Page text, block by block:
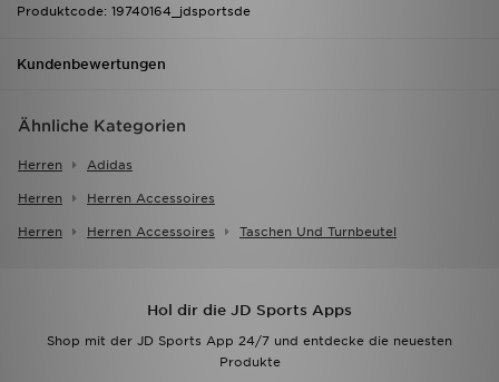
Produktcode: 19740164_jdsportsde
Kundenbewertungen
Ähnliche Kategorien
Herren Adidas
Herren Herren Accessoires
Herren Herren Accessoires Taschen Und Turnbeutel
Hol dir die JD Sports Apps
Shop mit der JD Sports App 24/7 und entdecke die neuesten
Produkte